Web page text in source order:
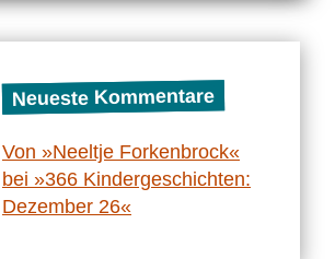
Neueste Kommentare
Von »Neeltje Forkenbrock«
bei »366 Kindergeschichten:
Dezember 26«